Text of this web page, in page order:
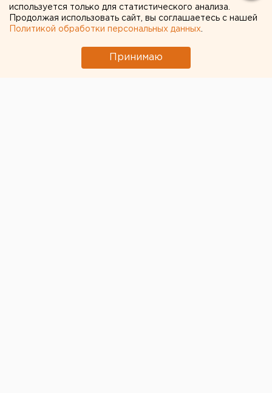
Анна Гринь
Дорога в лесу, логопарк и
многоэтажки в парках:
используется только для статистического анализа.
Продолжая использовать сайт, вы соглашаетесь с нашей
Политикой обработки персональных данных
Принимаю